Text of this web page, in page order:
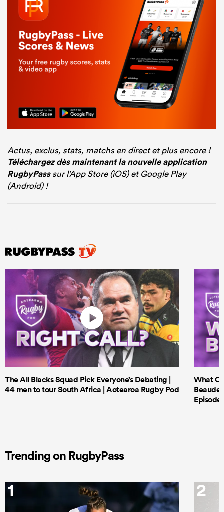
Actus, exclus, stats, matchs en direct et plus encore !
Téléchargez dès maintenant la nouvelle application
RugbyPasssur l'App Store (iOS) et Google Play
(Android) !
The All Blacks Squad Pick Everyone’s Debating |
44 men to tour South Africa | Aotearoa Rugby Pod
What
Episode
Trending on RugbyPass
1 2